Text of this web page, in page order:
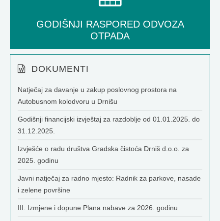
GODIŠNJI RASPORED ODVOZA
OTPADA
DOKUMENTI
Natječaj za davanje u zakup poslovnog prostora na
Autobusnom kolodvoru u Drnišu
Godišnji financijski izvještaj za razdoblje od 01.01.2025. do
31.12.2025.
Izvješće o radu društva Gradska čistoća Drniš d.o.o. za
2025. godinu
Javni natječaj za radno mjesto: Radnik za parkove, nasade
i zelene površine
III. Izmjene i dopune Plana nabave za 2026. godinu